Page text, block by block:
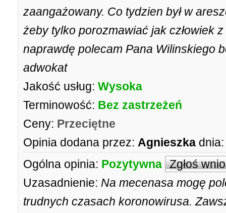
zaangażowany. Co tydzien był w
żeby tylko porozmawiać jak człowiek
naprawdę polecam Pana Wilinskiego
adwokat
Jakość usług: Wysoka
Terminowość: Bez zastrzeżeń
Ceny: Przeciętne
Opinia dodana przez: Agnieszka dnia:
Ogólna opinia: Pozytywna Zgłoś
Uzasadnienie: Na mecenasa mogę
trudnych czasach koronowirusa.